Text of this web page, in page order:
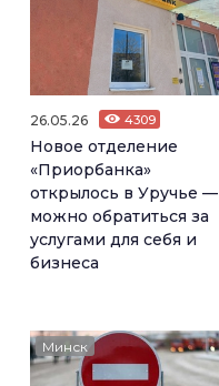
26.05.26 4309
Новое отделение
«Приорбанка»
открылось в Уручье —
можно обратиться за
услугами для себя и
бизнеса
Минск